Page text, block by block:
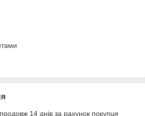
14 днів за рахунок покупця